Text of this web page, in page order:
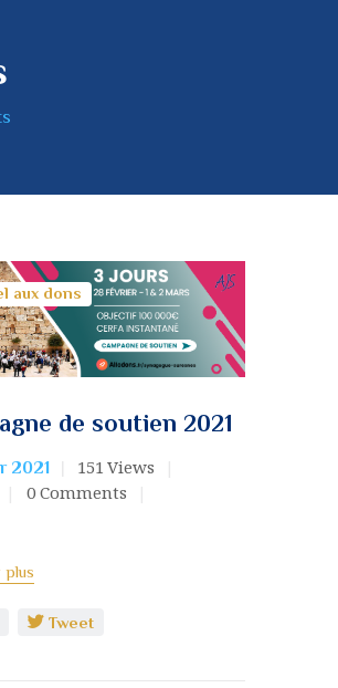
aux dons
de soutien 2021
2021 151 Views
0 Comments
plus
Tweet